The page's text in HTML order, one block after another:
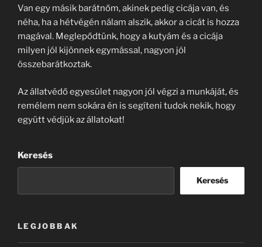
Van egy másik barátnőm, akinek pedig cicája van, és
néha, ha a hétvégén nálam alszik, akkor a cicát is hozza
magával. Meglepődtünk, hogy a kutyám és a cicája
milyen jól kijönnek egymással, nagyon jól
összebarátkoztak.
Az állatvédő egyesület nagyon jól végzi a munkáját, és
remélem nem sokára én is segíteni tudok nekik, hogy
együtt védjük az állatokat!
Keresés
Keresés
LEGJOBBAK